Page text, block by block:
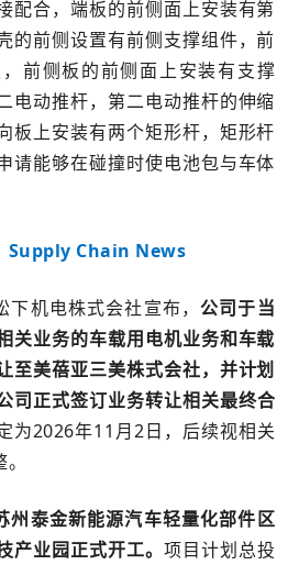
配合，端板的前侧面上安装有第
的前侧设置有前侧支撑组件，前
前侧板的前侧面上安装有支撑
电动推杆，第二电动推杆的伸缩
板上安装有两个矩形杆，矩形杆
请能够在碰撞时使电池包与车体
Supply Chain News
机电株式会社宣布， 公司于当
关业务的车载用电机业务和车载
至美蓓亚三美株式会社，并计划
司正式签订业务转让相关最终合
为2026年11月2日，后续视相关
州泰金新能源汽车轻量化部件区
产业园正式开工。 项目计划总投